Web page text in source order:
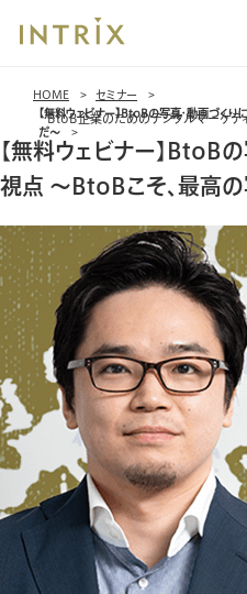
ブ
レッ
ド
ク
ム
HOME
セミナー
【無料ウェビナー】BtoBの写真・動画づく
だ～
BtoB企業のためのデジタルマーケテ
【無料ウェビナー】BtoB
視点 ～BtoBこそ、最高